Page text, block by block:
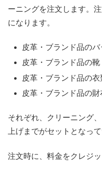
ーニングを注文します。
になります。
皮革・ブランド品のバ
皮革・ブランド品の靴
皮革・ブランド品の衣
皮革・ブランド品の財
それぞれ、クリーニング
上げまでがセットとなって
注文時に、料金をクレジ